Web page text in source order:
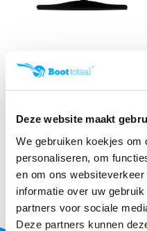
Deze website maakt
We gebruiken koekjes om
personaliseren, om
en om ons
informatie over uw
partners voor sociale
Deze partners kunnen
Marine versterkte antenne
Klik voor voorraad info